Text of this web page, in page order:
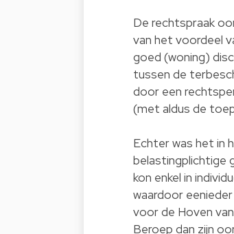
De rechtspraak
van het voordeel
goed (woning)
tussen de
door een
(met aldus de
Echter was het in
belastingplichtige
kon enkel in
waardoor
voor de Hoven
Beroep dan zijn